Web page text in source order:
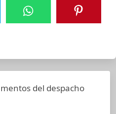
del despacho